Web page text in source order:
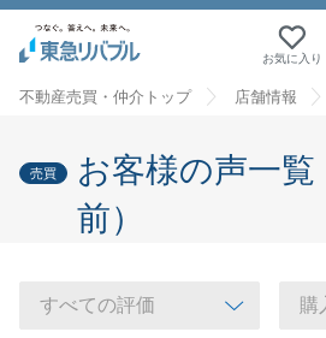
お気に入り
不動産売買・仲介トップ 店舗情報
売買
お客様の声一覧
前）